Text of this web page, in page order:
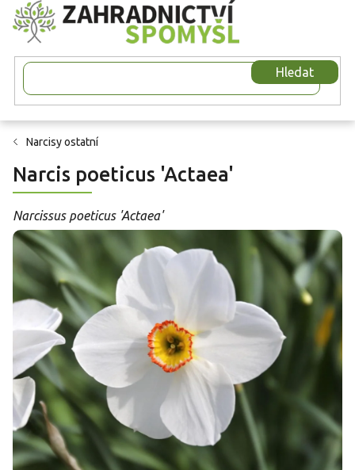
Přejít
na
obsah
Hledat
Narcisy ostatní
Narcis poeticus 'Actaea'
Narcissus poeticus 'Actaea'